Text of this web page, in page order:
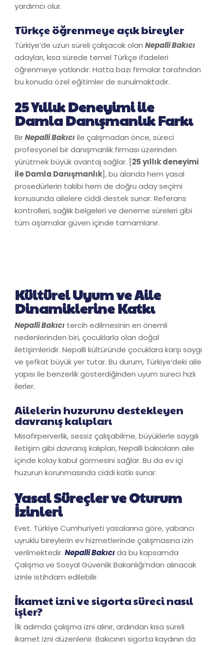
yardımcı olur.
Türkçe öğrenmeye açık bireyler
Türkiye’de uzun süreli çalışacak olan Nepalli Bakıcı
adayları, kısa sürede temel Türkçe ifadeleri
öğrenmeye yatkındır. Hatta bazı firmalar tarafından
bu konuda özel eğitimler de sunulmaktadır.
25 Yıllık Deneyimi ile
Damla Danışmanlık Farkı
BirNepalli Bakıcıile çalışmadan önce, süreci
profesyonel bir danışmanlık firması üzerinden
yürütmek büyük avantaj sağlar. [25 yıllık deneyimi
ile Damla Danışmanlık], bu alanda hem yasal
prosedürlerin takibi hem de doğru aday seçimi
konusunda ailelere ciddi destek sunar. Referans
kontrolleri, sağlık belgeleri ve deneme süreleri gibi
tüm aşamalar güven içinde tamamlanır.
Kültürel Uyum ve Aile
Dinamiklerine Katkı
Nepalli Bakıcı tercih edilmesinin en önemli
nedenlerinden biri, çocuklarla olan doğal
iletişimleridir. Nepalli kültüründe çocuklara karşı saygı
ve şefkat büyük yer tutar. Bu durum, Türkiye’deki aile
yapısı ile benzerlik gösterdiğinden uyum süreci hızlı
ilerler.
Ailelerin huzurunu destekleyen
davranış kalıpları
Misafirperverlik, sessiz çalışabilme, büyüklerle saygılı
iletişim gibi davranış kalıpları, Nepalli bakıcıların aile
içinde kolay kabul görmesini sağlar. Bu da ev içi
huzurun korunmasında ciddi katkı sunar.
Yasal Süreçler ve Oturum
İzinleri
Evet. Türkiye Cumhuriyeti yasalarına göre, yabancı
uyruklu bireylerin ev hizmetlerinde çalışmasına izin
verilmektedir. Nepalli Bakıcıda bu kapsamda
Çalışma ve Sosyal Güvenlik Bakanlığı’ndan alınacak
izinle istihdam edilebilir.
İkamet izni ve sigorta süreci nasıl
işler?
İlk adımda çalışma izni alınır, ardından kısa süreli
ikamet izni düzenlenir. Bakıcının sigorta kaydının da